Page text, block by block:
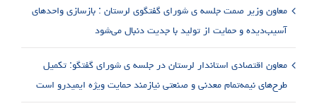
معاون وزیر صمت جلسه ی شورای گفتگوی لرستان : بازسازی واحدهای
آسیب‌دیده و حمایت از تولید با جدیت دنبال می‌شود
معاون اقتصادی استاندار لرستان در جلسه ی شورای گفتگو: تکمیل
طرح‌های نیمه‌تمام معدنی و صنعتی نیازمند حمایت ویژه ایمیدرو است